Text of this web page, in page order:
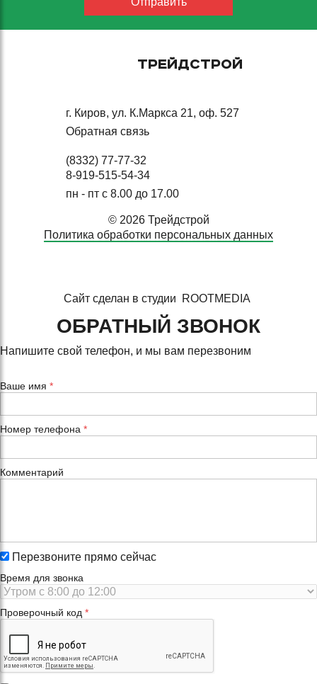
ТРЕЙДСТРОЙ
г. Киров, ул. К.Маркса 21, оф. 527
Обратная связь
(8332) 77-77-32
8-919-515-54-34
пн - пт с 8.00 до 17.00
© 2026 Трейдстрой
Политика обработки персональных данных
Сайт сделан в студии ROOTMEDIA
ОБРАТНЫЙ ЗВОНОК
Напишите свой телефон, и мы вам перезвоним
Ваше имя
Номер телефона
Комментарий
Перезвоните прямо сейчас
Время для звонка
Проверочный код